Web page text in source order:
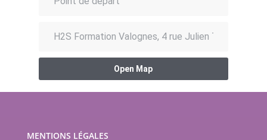
Open Map
MENTIONS LÉGALES